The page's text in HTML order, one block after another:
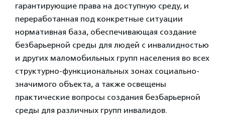
гарантирующие права на доступную среду, и
переработанная под конкретные ситуации
нормативная база, обеспечивающая создание
безбарьерной среды для людей с инвалидностью
и других маломобильных групп населения во всех
структурно-функциональных зонах социально-
значимого объекта, а также освещены
практические вопросы создания безбарьерной
среды для различных групп инвалидов.